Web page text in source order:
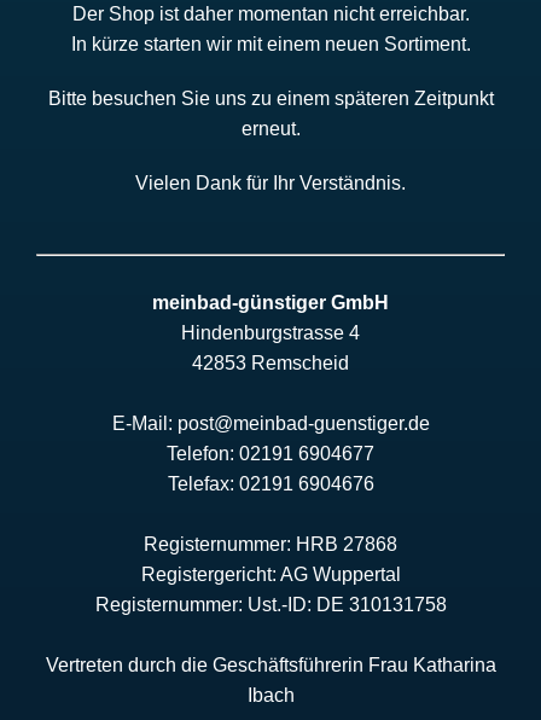
Der Shop ist daher momentan nicht erreichbar.
In kürze starten wir mit einem neuen Sortiment.
Bitte besuchen Sie uns zu einem späteren Zeitpunkt
erneut.
Vielen Dank für Ihr Verständnis.
meinbad-günstiger GmbH
Hindenburgstrasse 4
42853 Remscheid
E-Mail: post@meinbad-guenstiger.de
Telefon: 02191 6904677
Telefax: 02191 6904676
Registernummer: HRB 27868
Registergericht: AG Wuppertal
Registernummer: Ust.-ID: DE 310131758
Vertreten durch die Geschäftsführerin Frau Katharina
Ibach